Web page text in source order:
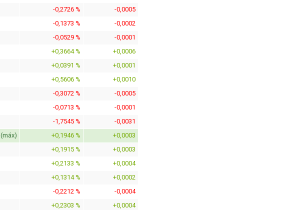
-0,2726 %
-0,0005
-0,1373 %
-0,0002
-0,0529 %
-0,0001
+0,3664 %
+0,0006
+0,0391 %
+0,0001
+0,5606 %
+0,0010
-0,3072 %
-0,0005
-0,0713 %
-0,0001
-1,7545 %
-0,0031
(máx) +0,1946 %
+0,0003
+0,1915 %
+0,0003
+0,2133 %
+0,0004
+0,1314 %
+0,0002
-0,2212 %
-0,0004
+0,2303 %
+0,0004